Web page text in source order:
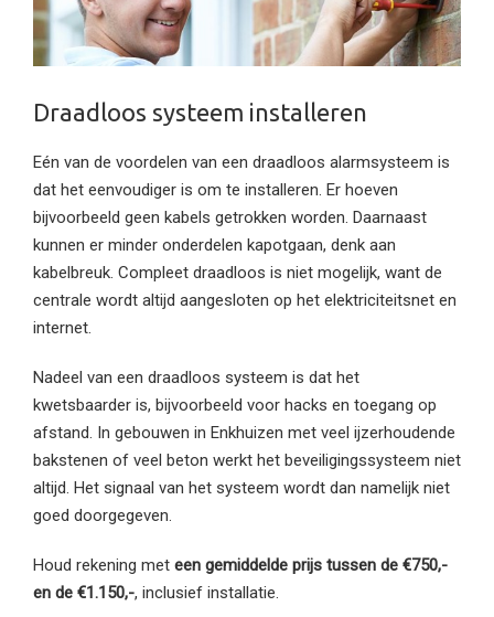
Draadloos systeem installeren
Eén van de voordelen van een draadloos alarmsysteem is
dat het eenvoudiger is om te installeren. Er hoeven
bijvoorbeeld geen kabels getrokken worden. Daarnaast
kunnen er minder onderdelen kapotgaan, denk aan
kabelbreuk. Compleet draadloos is niet mogelijk, want de
centrale wordt altijd aangesloten op het elektriciteitsnet en
internet.
Nadeel van een draadloos systeem is dat het
kwetsbaarder is, bijvoorbeeld voor hacks en toegang op
afstand. In gebouwen in Enkhuizen met veel ijzerhoudende
bakstenen of veel beton werkt het beveiligingssysteem niet
altijd. Het signaal van het systeem wordt dan namelijk niet
goed doorgegeven.
Houd rekening met een gemiddelde prijs tussen de €750,-
en de €1.150,-, inclusief installatie.